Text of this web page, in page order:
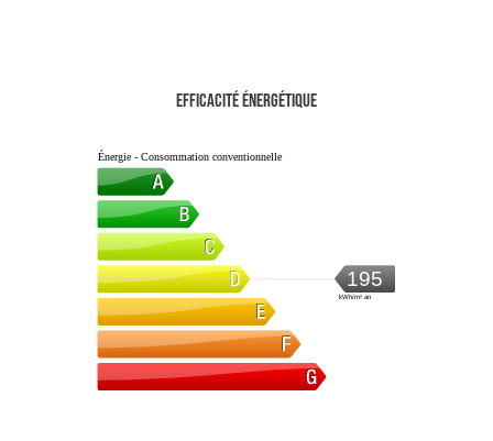
Efficacité énergétique
Énergie - Consommation conventionnelle
195
kWh/m².an